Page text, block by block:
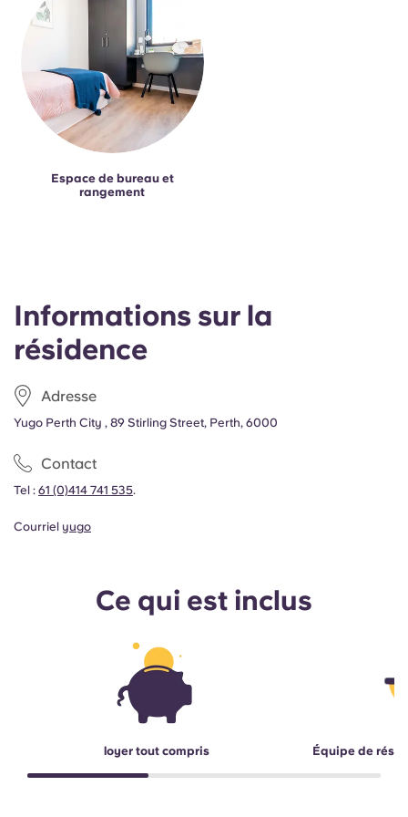
Informations sur la
résidence
Adresse
Yugo Perth City , 89 Stirling Street, Perth, 6000
Contact
Tel : 61 (0)414 741 535.
Courriel yugo
Ce qui est inclus
loyer tout compris Équipe de
Espace de bureau et
rangement